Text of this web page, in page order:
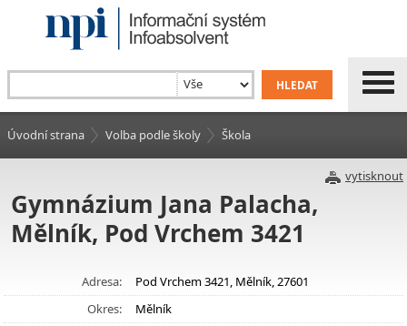
Úvodní strana Volba podle školy Škola
vytisknout
Gymnázium Jana Palacha,
Mělník, Pod Vrchem 3421
Adresa:
Pod Vrchem 3421, Mělník, 27601
Okres:
Mělník